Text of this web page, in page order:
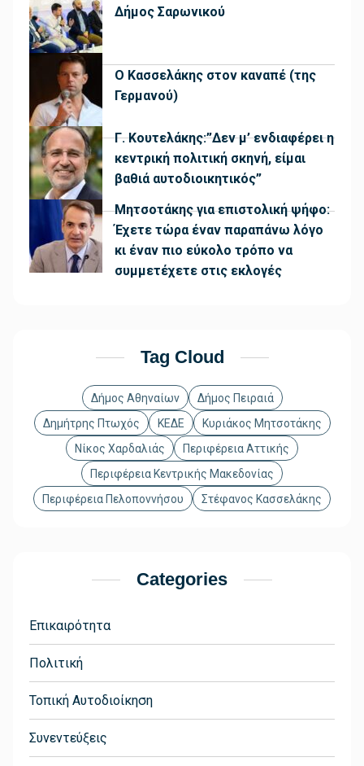
Δήμος Σαρωνικού
Ο Κασσελάκης στον καναπέ (της
Γερμανού)
Γ. Κουτελάκης:”Δεν μ’ ενδιαφέρει η
κεντρική πολιτική σκηνή, είμαι
βαθιά αυτοδιοικητικός”
Μητσοτάκης για επιστολική ψήφο:
Έχετε τώρα έναν παραπάνω λόγο
κι έναν πιο εύκολο τρόπο να
συμμετέχετε στις εκλογές
Tag Cloud
Δήμος Αθηναίων
Δήμος Πειραιά
Δημήτρης Πτωχός
ΚΕΔΕ
Κυριάκος Μητσοτάκης
Νίκος Χαρδαλιάς
Περιφέρεια Αττικής
Περιφέρεια Κεντρικής Μακεδονίας
Περιφέρεια Πελοποννήσου
Στέφανος Κασσελάκης
Categories
Επικαιρότητα
Πολιτική
Τοπική Αυτοδιοίκηση
Συνεντεύξεις